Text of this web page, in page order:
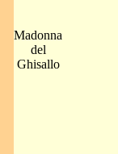
Madonna
del
Ghisallo